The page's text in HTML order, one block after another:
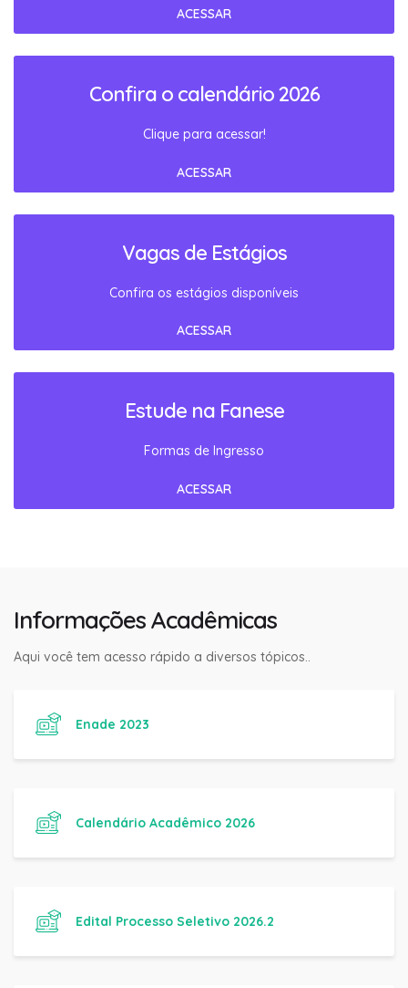
ACESSAR
Confira o calendário 2026
Clique para acessar!
ACESSAR
Vagas de Estágios
Confira os estágios disponíveis
ACESSAR
Estude na Fanese
Formas de Ingresso
ACESSAR
Informações Acadêmicas
Aqui você tem acesso rápido a diversos tópicos..
Enade 2023
Calendário Acadêmico 2026
Edital Processo Seletivo 2026.2